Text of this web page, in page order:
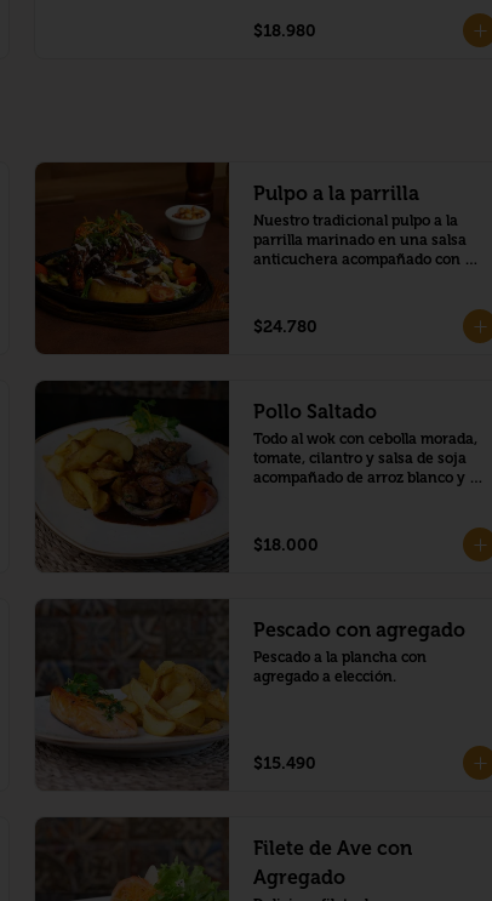
$18.980
Pulpo a la parrilla
Nuestro tradicional pulpo a la
parrilla marinado en una salsa
anticuchera acompañado con
$24.780
Pollo Saltado
Todo al wok con cebolla morada,
tomate, cilantro y salsa de soja
acompañado de arroz blanco y
$18.000
Pescado con agregado
Pescado a la plancha con
agregado a elección.
$15.490
Filete de Ave con
Agregado